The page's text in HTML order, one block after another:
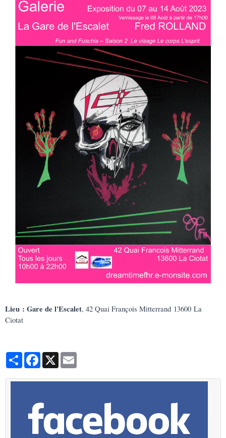
Lieu : Gare de l'Escalet, 42 Quai François Mitterrand 13600 La
Ciotat
PartagerFacebook
X